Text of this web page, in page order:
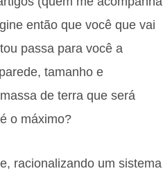
então que você que vai
passa para você a
tamanho e
de terra que será
o máximo?
racionalizando um sistema